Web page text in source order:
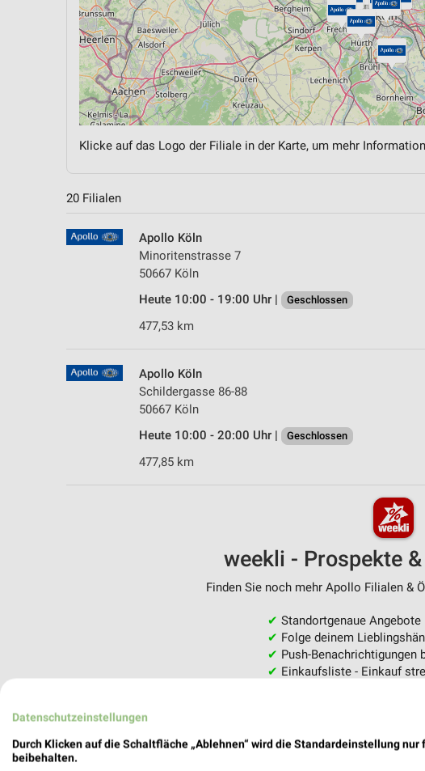
Klicke auf das Logo der Filiale in der Karte, um mehr
20 Filialen
Apollo Köln
Minoritenstrasse 7
50667 Köln
Heute 10:00 - 19:00 Uhr |
Geschlossen
477,53 km
Apollo Köln
Schildergasse 86-88
50667 Köln
Heute 10:00 - 20:00 Uhr |
Geschlossen
477,85 km
weekli - Prospekte
Finden Sie noch mehr Apollo Filialen &
✔ Standortgenaue Angebote
✔ Folge deinem
✔ Push-Benachrichtigungen
✔ Einkaufsliste - Einkauf
Nutze weekli auch mobil – App jetzt
Datenschutzeinstellungen
Durch Klicken auf die Schaltfläche „Ablehnen“ wird die Standardeinstellung
beibehalten.